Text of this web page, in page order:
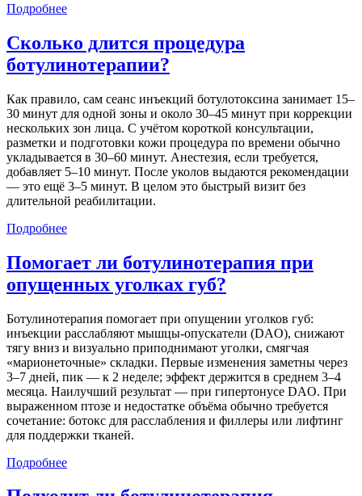
Подробнее
Сколько длится процедура
ботулинотерапии?
Как правило, сам сеанс инъекций ботулотоксина занимает 15–
30 минут для одной зоны и около 30–45 минут при коррекции
нескольких зон лица. С учётом короткой консультации,
разметки и подготовки кожи процедура по времени обычно
укладывается в 30–60 минут. Анестезия, если требуется,
добавляет 5–10 минут. После уколов выдаются рекомендации
— это ещё 3–5 минут. В целом это быстрый визит без
длительной реабилитации.
Подробнее
Помогает ли ботулинотерапия при
опущенных уголках губ?
Ботулинотерапия помогает при опущении уголков губ:
инъекции расслабляют мышцы‑опускатели (DAO), снижают
тягу вниз и визуально приподнимают уголки, смягчая
«марионеточные» складки. Первые изменения заметны через
3–7 дней, пик — к 2 неделе; эффект держится в среднем 3–4
месяца. Наилучший результат — при гипертонусе DAO. При
выраженном птозе и недостатке объёма обычно требуется
сочетание: ботокс для расслабления и филлеры или лифтинг
для поддержки тканей.
Подробнее